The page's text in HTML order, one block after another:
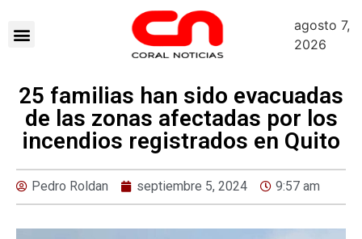
agosto 7,
2026
25 familias han sido evacuadas
de las zonas afectadas por los
incendios registrados en Quito
Pedro Roldan septiembre 5, 2024 9:57 am